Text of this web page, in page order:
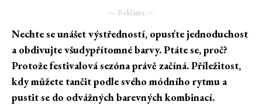
― Reklama ―
Nechte se unášet výstředností, opusťte jednoduchost
a obdivujte všudypřítomné barvy. Ptáte se, proč?
Protože festivalová sezóna právě začíná. Příležitost,
kdy můžete tančit podle svého módního rytmu a
pustit se do odvážných barevných kombinací.